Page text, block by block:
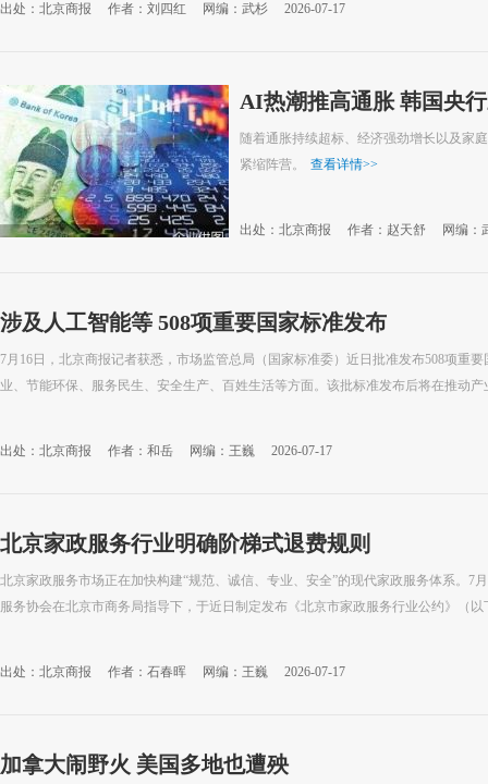
出处：北京商报 作者：刘四红 网编：武杉 2026-07-17
AI热潮推高通胀 韩国央
随着通胀持续超标、经济强劲增长以及家
紧缩阵营。
查看详情>>
出处：北京商报 作者：赵天舒 网编：
涉及人工智能等 508项重要国家标准发布
7月16日，北京商报记者获悉，市场监管总局（国家标准委）近日批准发布508项重
业、节能环保、服务民生、安全生产、百姓生活等方面。该批标准发布后将在推动产
出处：北京商报 作者：和岳 网编：王巍 2026-07-17
北京家政服务行业明确阶梯式退费规则
北京家政服务市场正在加快构建“规范、诚信、专业、安全”的现代家政服务体系。7
服务协会在北京市商务局指导下，于近日制定发布《北京市家政服务行业公约》（以
出处：北京商报 作者：石春晖 网编：王巍 2026-07-17
加拿大闹野火 美国多地也遭殃